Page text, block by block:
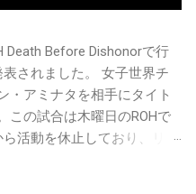
Death Before Dishonorで行
されました。 女子世界チ
・アミナタを相手にタイト
この試合は木曜日のROHで
活動を休止しており、リン
の試合で怪我の恐怖に苦し